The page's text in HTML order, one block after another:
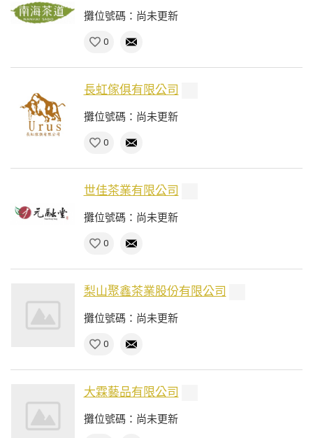
攤位號碼：尚未更新
0
長虹傢俱有限公司
攤位號碼：尚未更新
0
世佳茶業有限公司
攤位號碼：尚未更新
0
梨山聚鑫茶業股份有限公司
攤位號碼：尚未更新
0
大霖藝品有限公司
攤位號碼：尚未更新